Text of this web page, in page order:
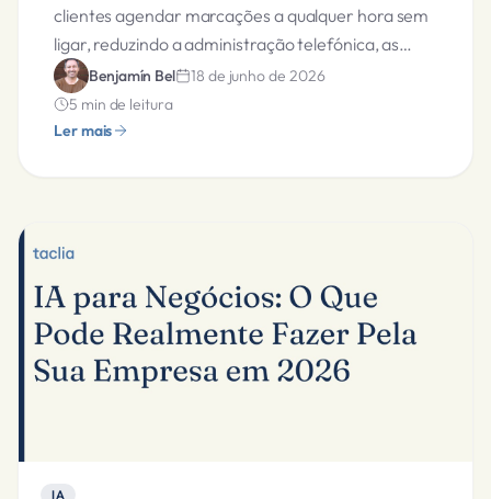
clientes agendar marcações a qualquer hora sem
ligar, reduzindo a administração telefónica, as
ausências e melhorando a experiência do cliente.
Benjamín Bel
18 de junho de 2026
5 min de leitura
Ler mais
IA